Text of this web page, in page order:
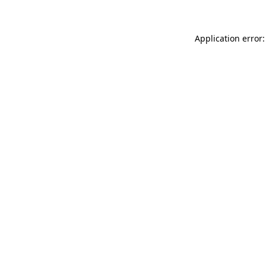
Application